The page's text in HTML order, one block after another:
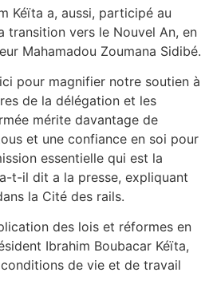
Kéïta a, aussi, participé au
transition vers le Nouvel An, en
Mahamadou Zoumana Sidibé.
pour magnifier notre soutien à
de la délégation et les
mérite davantage de
et une confiance en soi pour
essentielle qui est la
t-il dit a la presse, expliquant
la Cité des rails.
des lois et réformes en
Ibrahim Boubacar Kéïta,
de vie et de travail